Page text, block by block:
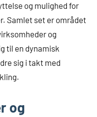
og mulighed for
Samlet set er området
og
til en dynamisk
sig i takt med
og